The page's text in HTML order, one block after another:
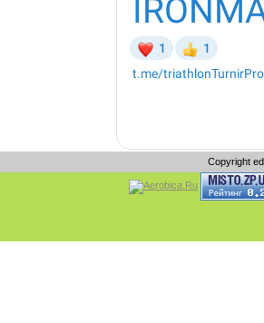
Copyright